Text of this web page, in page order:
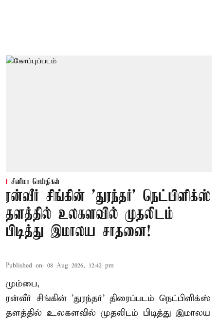
சினிமா செய்திகள்
ரன்வீர் சிங்கின் 'துரந்தர்' நெட்பிளிக்ஸ்
தளத்தில் உலகளவில் முதலிடம்
பிடித்து இமாலய சாதனை!
Published on: 08 Aug 2026, 12:42 pm
மும்பை,
ரன்வீர் சிங்கின் 'துரந்தர்' திரைப்படம் நெட்பிளிக்ஸ்
தளத்தில் உலகளவில் முதலிடம் பிடித்து இமாலய